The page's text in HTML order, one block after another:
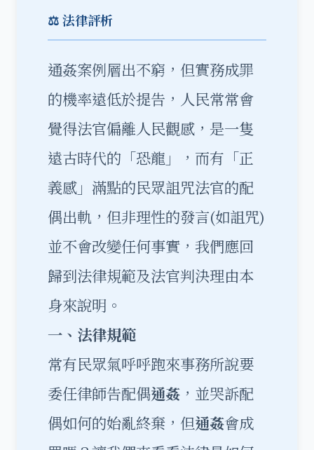
⚖️ 法律評析
通姦案例層出不窮，但實務成罪
的機率遠低於提告，人民常常會
覺得法官偏離人民觀感，是一隻
遠古時代的「恐龍」，而有「正
義感」滿點的民眾詛咒法官的配
偶出軌，但非理性的發言(如詛咒)
並不會改變任何事實，我們應回
歸到法律規範及法官判決理由本
身來說明。
一、法律規範
常有民眾氣呼呼跑來事務所說要
委任律師告配偶通姦 ，並哭訴配
偶如何的始亂終棄，但通姦會成